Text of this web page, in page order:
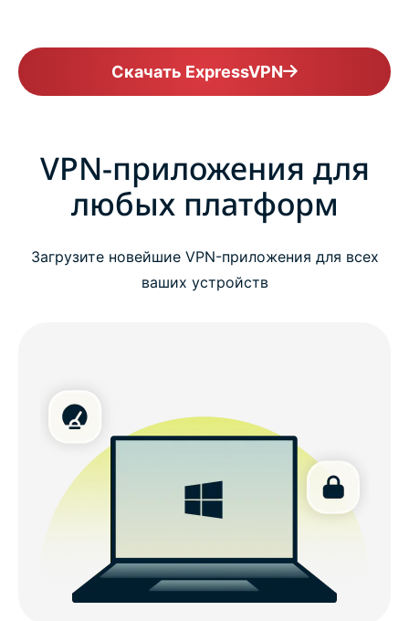
Скачать ExpressVPN
VPN-приложения для
любых платформ
Загрузите новейшие VPN-приложения для всех
ваших устройств